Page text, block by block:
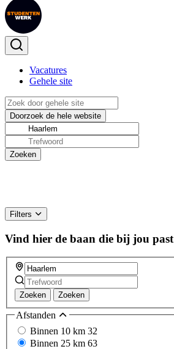
Vacatures
Gehele site
Filters
Vind hier de baan die bij jou past
Zoeken Zoeken
Afstanden
Binnen 10 km 32
Binnen 25 km 63